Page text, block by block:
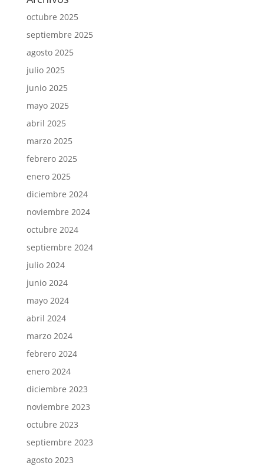
octubre 2025
septiembre 2025
agosto 2025
julio 2025
junio 2025
mayo 2025
abril 2025
marzo 2025
febrero 2025
enero 2025
diciembre 2024
noviembre 2024
octubre 2024
septiembre 2024
julio 2024
junio 2024
mayo 2024
abril 2024
marzo 2024
febrero 2024
enero 2024
diciembre 2023
noviembre 2023
octubre 2023
septiembre 2023
agosto 2023